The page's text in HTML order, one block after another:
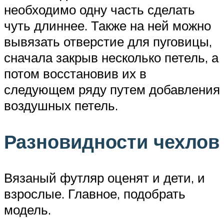
необходимо одну часть сделать
чуть длиннее. Также на ней можно
вывязать отверстие для пуговицы,
сначала закрыв несколько петель, а
потом восстановив их в
следующем ряду путем добавления
воздушных петель.
Разновидности чехлов
Вязаный футляр оценят и дети, и
взрослые. Главное, подобрать
модель.